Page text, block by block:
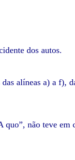
dos autos.
alíneas a) a f),
não teve